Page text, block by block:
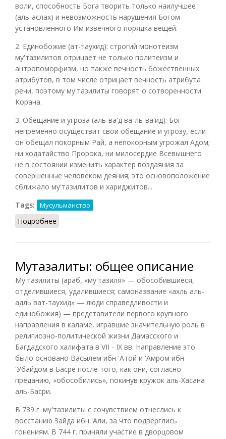
воли, способность Бога творить только наилучшее
(аль-аслах) и невозможность нарушения Богом
установленного Им извечного порядка вещей.
2. Единобожие (ат-таухид): строгий монотеизм
му'тазилитов отрицает не только политеизм и
антропоморфизм, но также вечность божественных
атрибутов, в том числе отрицает вечность атрибута
речи, поэтому му'тазилиты говорят о сотворенности
Корана.
3. Обещание и угроза (аль-ва'д ва-ль-ва'ид): Бог
непременно осуществит свои обещание и угрозу, если
он обещал покорным Рай, а непокорным угрожал Адом;
ни ходатайство Пророка, ни милосердие Всевышнего
не в состоянии изменить характер воздаяния за
совершенные человеком деяния; это основоположение
сближало му'тазилитов и хариджитов...
Tags:
Мусульманство
Подробнее
Мутазалиты: общее описание
Му'тазилиты (араб, «му'тазиля» — обособившиеся,
отделившиеся, удалившиеся; самоназвание «ахль аль-
адль ват-таухид» — люди справедливости и
единобожия) — представители первого крупного
направления в каламе, игравшие значительную роль в
религиозно-политической жизни Дамасского и
Багдадского халифата в VII - IX вв. Направление это
было основано Васылем ибн 'Атой и 'Амром ибн
'Убайдом в Басре после того, как они, согласно
преданию, «обособились», покинув кружок аль-Хасана
аль-Басри.
В 739 г. му'тазилиты с сочувствием отнеслись к
восстанию Зайда ибн 'Али, за что подверглись
гонениям. В 744 г. приняли участие в дворцовом